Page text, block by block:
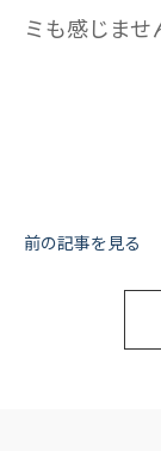
ミも感じませ
投
前の記事を見る